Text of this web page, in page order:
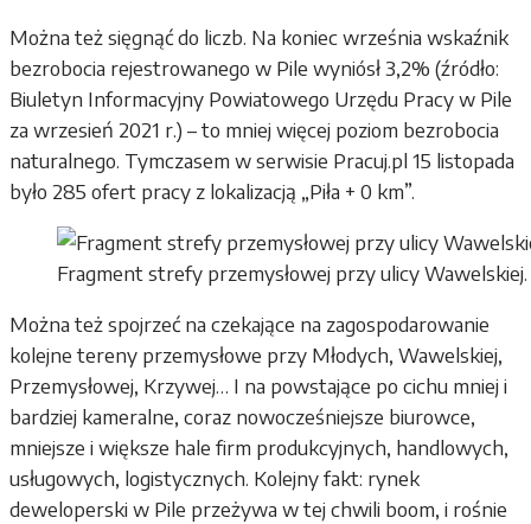
Można też sięgnąć do liczb. Na koniec września wskaźnik
bezrobocia rejestrowanego w Pile wyniósł 3,2% (źródło:
Biuletyn Informacyjny Powiatowego Urzędu Pracy w Pile
za wrzesień 2021 r.) – to mniej więcej poziom bezrobocia
naturalnego. Tymczasem w serwisie Pracuj.pl 15 listopada
było 285 ofert pracy z lokalizacją „Piła + 0 km”.
Fragment strefy przemysłowej przy ulicy
Można też spojrzeć na czekające na zagospodarowanie
kolejne tereny przemysłowe przy Młodych, Wawelskiej,
Przemysłowej, Krzywej… I na powstające po cichu mniej i
bardziej kameralne, coraz nowocześniejsze biurowce,
mniejsze i większe hale firm produkcyjnych, handlowych,
usługowych, logistycznych. Kolejny fakt: rynek
deweloperski w Pile przeżywa w tej chwili boom, i rośnie